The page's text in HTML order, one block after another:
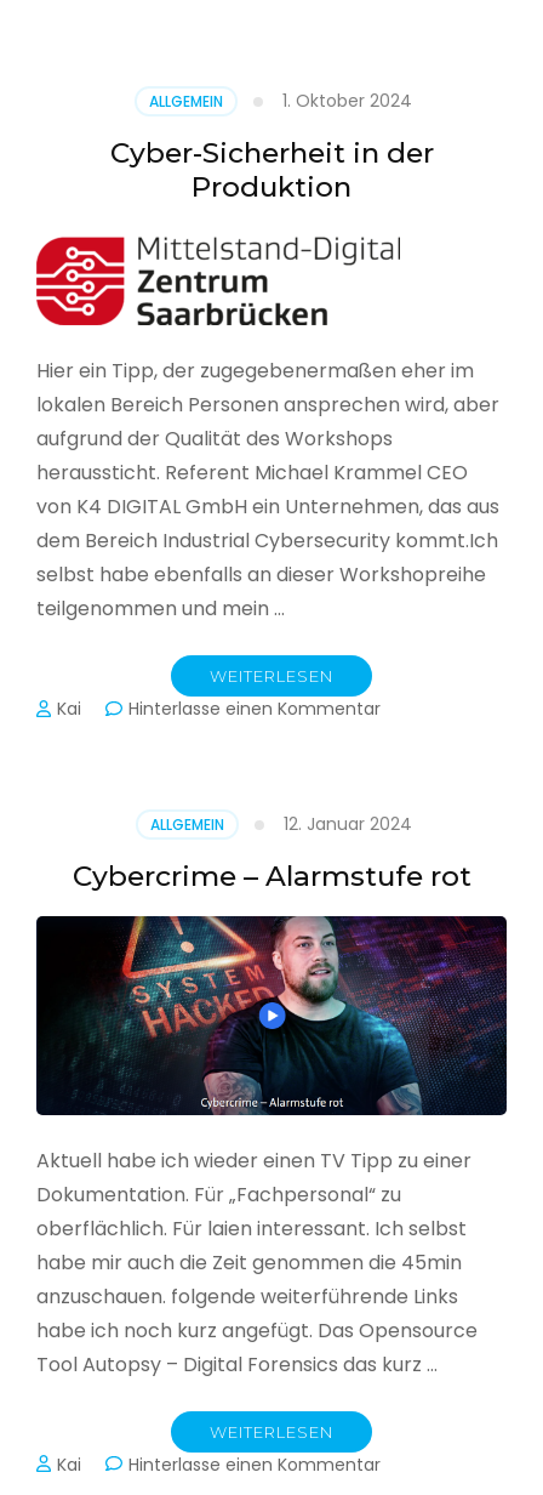
seinen
Lagebericht
zur
in
Deutschland
ALLGEMEIN 1. Oktober 2024
Cyber-Sicherheit in der
Produktion
Hier ein Tipp, der zugegebenermaßen eher im
lokalen Bereich Personen ansprechen wird, aber
aufgrund der Qualität des Workshops
heraussticht. Referent Michael Krammel CEO
von K4 DIGITAL GmbH ein Unternehmen, das aus
dem Bereich Industrial Cybersecurity kommt.Ich
selbst habe ebenfalls an dieser Workshopreihe
teilgenommen und mein …
WEITERLESEN
Kai Hinterlasse einen Kommentarzu
Produktion
ALLGEMEIN 12. Januar 2024
Cybercrime – Alarmstufe rot
Aktuell habe ich wieder einen TV Tipp zu einer
Dokumentation. Für „Fachpersonal“ zu
oberflächlich. Für laien interessant. Ich selbst
habe mir auch die Zeit genommen die 45min
anzuschauen. folgende weiterführende Links
habe ich noch kurz angefügt. Das Opensource
Tool Autopsy – Digital Forensics das kurz …
WEITERLESEN
Kai Hinterlasse einen Kommentarzu